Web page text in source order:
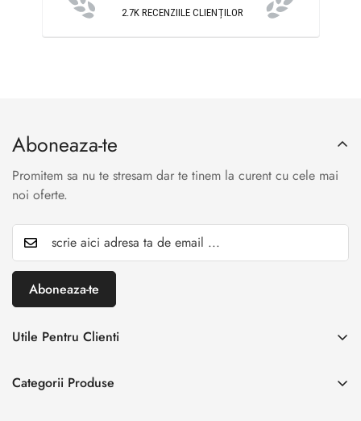
2.7K RECENZIILE CLIENȚILOR
Aboneaza-te
Promitem sa nu te stresam dar te tinem la curent cu cele mai
noi oferte.
Aboneaza-te
Utile Pentru Clienti
Creaza cont
Categorii Produse